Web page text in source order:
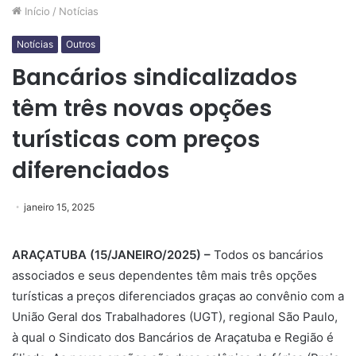
Início / Notícias
Notícias Outros
Bancários sindicalizados
têm três novas opções
turísticas com preços
diferenciados
janeiro 15, 2025
ARAÇATUBA (15/JANEIRO/2025) – Todos os bancários
associados e seus dependentes têm mais três opções
turísticas a preços diferenciados graças ao convênio com a
União Geral dos Trabalhadores (UGT), regional São Paulo,
à qual o Sindicato dos Bancários de Araçatuba e Região é